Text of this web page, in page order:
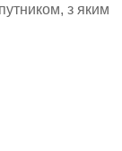
з яким